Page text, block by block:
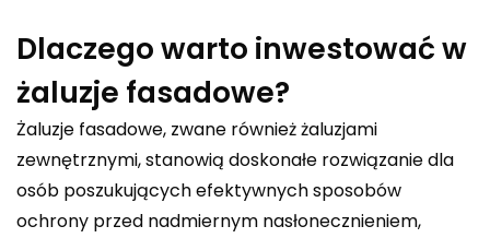
Dlaczego warto inwestować w
żaluzje fasadowe?
Żaluzje fasadowe, zwane również żaluzjami
zewnętrznymi, stanowią doskonałe rozwiązanie dla
osób poszukujących efektywnych sposobów
ochrony przed nadmiernym nasłonecznieniem,